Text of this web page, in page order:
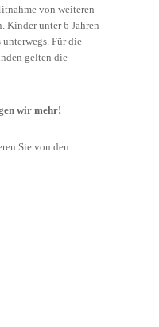
von weiteren
Kinder unter 6 Jahren
Für die
gelten die
wir mehr!
Sie von den